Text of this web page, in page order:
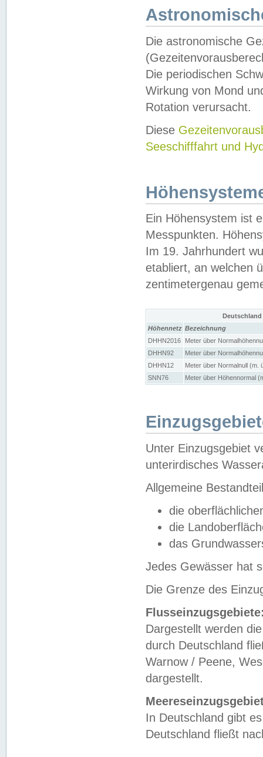
Die astronomische
Die periodischen
Wirkung von Mond
Rotation verursacht.
Diese
Seeschifffahrt und
Ein Höhensystem ist
Messpunkten.
Im 19. Jahrhundert
etabliert, an welchen
zentimetergenau
Höhennetz Bezeichnung
DHHN2016
Meter über
DHHN92
Meter über
DHHN12
Meter über Normalnull (m.
SNN76
Meter über Höhennormal
Unter Einzugsgebiet
unterirdisches
Allgemeine
die
die
das
Jedes Gewässer hat
Die Grenze des
Dargestellt werden
durch Deutschland
Warnow / Peene,
dargestellt.
In Deutschland gibt
Deutschland fließt